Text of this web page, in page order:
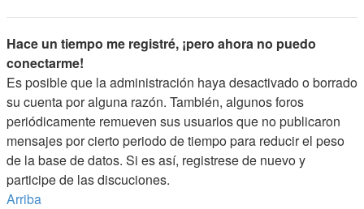
Hace un tiempo me registré, ¡pero ahora no puedo
conectarme!
Es posible que la administración haya desactivado o borrado
su cuenta por alguna razón. También, algunos foros
periódicamente remueven sus usuarios que no publicaron
mensajes por cierto periodo de tiempo para reducir el peso
de la base de datos. Si es así, registrese de nuevo y
participe de las discuciones.
Arriba